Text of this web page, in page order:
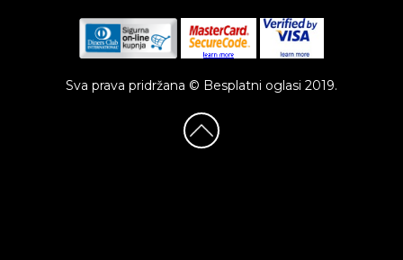
Sva prava pridržana © Besplatni oglasi 2019.